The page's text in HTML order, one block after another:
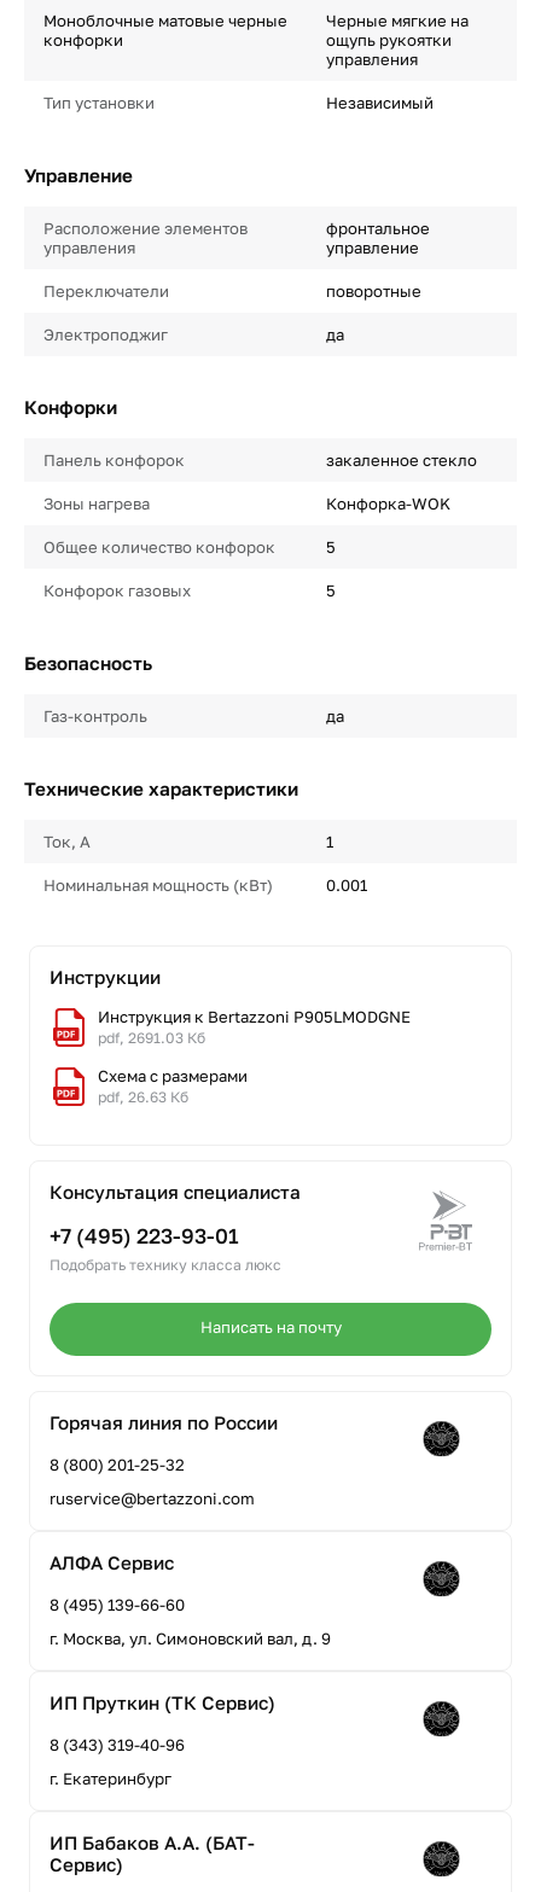
Моноблочные матовые черные
конфорки
Черные мягкие на
ощупь рукоятки
управления
Тип установки Независимый
Управление
Расположение элементов
управления
фронтальное
управление
Переключатели поворотные
Электроподжиг да
Конфорки
Панель конфорок закаленное стекло
Зоны нагрева Конфорка-WOK
Общее количество конфорок 5
Конфорок газовых 5
Безопасность
Газ-контроль да
Технические характеристики
Ток, А 1
Номинальная мощность (кВт) 0.001
Инструкции
Инструкция к Bertazzoni P905LMODGNE
pdf, 2691.03 Кб
Схема с размерами
pdf, 26.63 Кб
Консультация специалиста
+7 (495) 223-93-01
Подобрать технику класса люкс
Написать на почту
Горячая линия по России
8 (800) 201-25-32
ruservice@bertazzoni.com
АЛФА Сервис
8 (495) 139-66-60
г. Москва, ул. Симоновский вал, д. 9
ИП Пруткин (ТК Сервис)
8 (343) 319-40-96
г. Екатеринбург
ИП Бабаков А.А. (БАТ-
Сервис)